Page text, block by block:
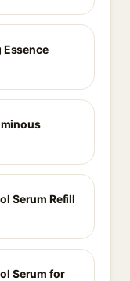
Serum Refill
Serum for